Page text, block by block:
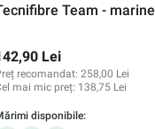
Team - marine
Lei
recomandat: 258,00 Lei
mai mic preț: 138,75 Lei
disponibile: